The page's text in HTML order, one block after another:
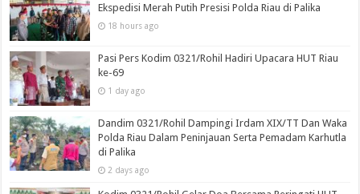
Ekspedisi Merah Putih Presisi Polda Riau di Palika
18 hours ago
Pasi Pers Kodim 0321/Rohil Hadiri Upacara HUT Riau
ke-69
1 day ago
Dandim 0321/Rohil Dampingi Irdam XIX/TT Dan Waka
Polda Riau Dalam Peninjauan Serta Pemadam Karhutla
di Palika
2 days ago